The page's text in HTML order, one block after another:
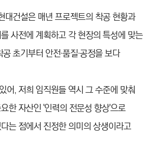
대건설은 매년 프로젝트의 착공 현황과
사전에 계획하고 각 현장의 특성에 맞는
초기부터 안전·품질·공정을 보다
어, 저희 임직원들 역시 그 수준에 맞춰
한 자산인 '인력의 전문성 향상'으로
는 점에서 진정한 의미의 상생이라고